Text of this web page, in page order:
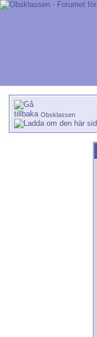
Obsklassen